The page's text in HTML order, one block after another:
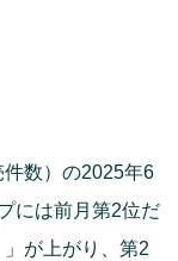
数）の2025年6
には前月第2位だ
が上がり、第2